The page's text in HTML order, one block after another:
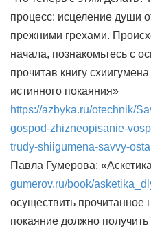
процесс: исцеление души
прежними грехами.
начала, познакомьтесь с
прочитав книгу
истинного покаяния»
https://azbyka.ru/otechnik/
gospod-zhizneopisanie-
trudy-shiigumena-savvy-
Павла Гумерова:
gumerov.ru/book/
осуществить прочитанное
покаяние должно